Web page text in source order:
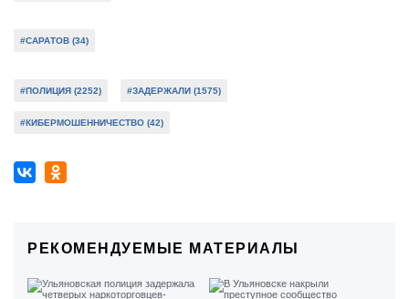
#САРАТОВ (34)
#ПОЛИЦИЯ (2252) #ЗАДЕРЖАЛИ (1575)
#КИБЕРМОШЕННИЧЕСТВО (42)
РЕКОМЕНДУЕМЫЕ МАТЕРИАЛЫ